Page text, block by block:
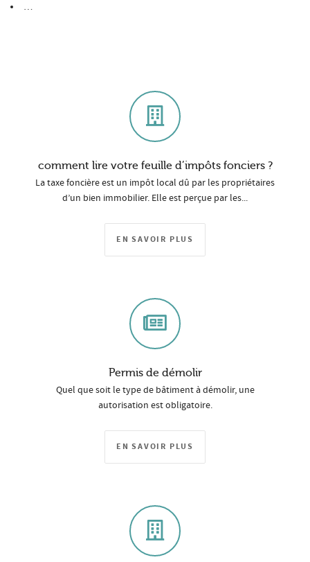
…
comment lire votre feuille d’impôts fonciers ?
La taxe foncière est un impôt local dû par les propriétaires
d’un bien immobilier. Elle est perçue par les...
EN SAVOIR PLUS
Permis de démolir
Quel que soit le type de bâtiment à démolir, une
autorisation est obligatoire.
EN SAVOIR PLUS